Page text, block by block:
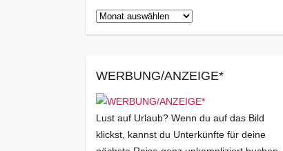
Archiv
WERBUNG/ANZEIGE*
Lust auf Urlaub? Wenn du auf das Bild
klickst, kannst du Unterkünfte für deine